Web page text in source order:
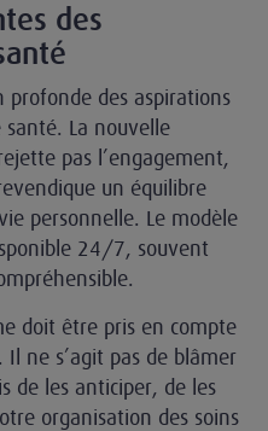
des
profonde des aspirations
santé. La nouvelle
pas l’engagement,
un équilibre
personnelle. Le modèle
24/7, souvent
doit être pris en compte
Il ne s’agit pas de blâmer
de les anticiper, de les
organisation des soins